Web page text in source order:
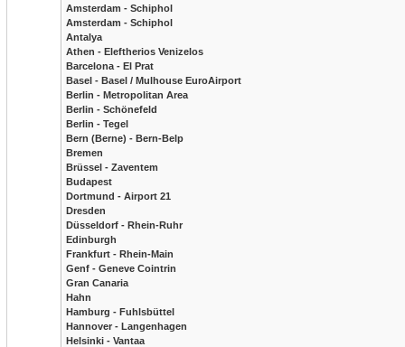
Amsterdam - Schiphol
Amsterdam - Schiphol
Antalya
Athen - Eleftherios Venizelos
Barcelona - El Prat
Basel - Basel / Mulhouse EuroAirport
Berlin - Metropolitan Area
Berlin - Schönefeld
Berlin - Tegel
Bern (Berne) - Bern-Belp
Bremen
Brüssel - Zaventem
Budapest
Dortmund - Airport 21
Dresden
Düsseldorf - Rhein-Ruhr
Edinburgh
Frankfurt - Rhein-Main
Genf - Geneve Cointrin
Gran Canaria
Hahn
Hamburg - Fuhlsbüttel
Hannover - Langenhagen
Helsinki - Vantaa